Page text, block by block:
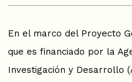
En el marco del Proyecto
que es financiado por la
Investigación y Desarrollo